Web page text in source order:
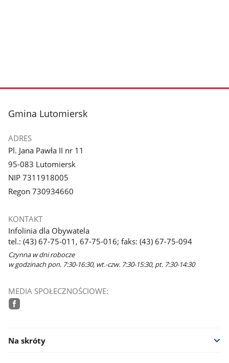
stopka
Gmina Lutomiersk
ADRES
Pl. Jana Pawła II nr 11
95-083 Lutomiersk
NIP 7311918005
Regon 730934660
KONTAKT
Infolinia dla Obywatela
tel.: (43) 67-75-011, 67-75-016; faks: (43) 67-75-094
Czynna w dni robocze
w godzinach pon. 7:30-16:30, wt.-czw. 7:30-15:30, pt. 7:30-14:30
MEDIA SPOŁECZNOŚCIOWE:
Na skróty